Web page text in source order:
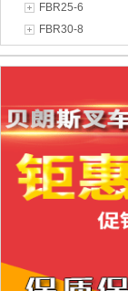
FBR25-6
FBR30-8